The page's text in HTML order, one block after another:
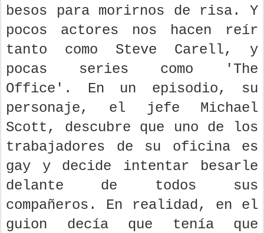
besos para morirnos de risa. Y
pocos actores nos hacen reír
tanto como Steve Carell, y
pocas series como 'The
Office'. En un episodio, su
personaje, el jefe Michael
Scott, descubre que uno de los
trabajadores de su oficina es
gay y decide intentar besarle
delante de todos sus
compañeros. En realidad, en el
guion decía que tenía que